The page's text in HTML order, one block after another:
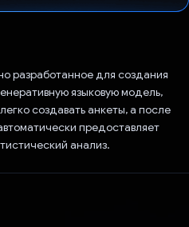
разработанное для создания
языковую модель,
создавать анкеты, а после
предоставляет
анализ.